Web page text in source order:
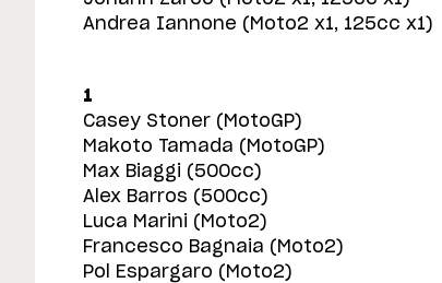
Andrea Iannone (Moto2 x1, 125cc x1)
1
Casey Stoner (MotoGP)
Makoto Tamada (MotoGP)
Max Biaggi (500cc)
Alex Barros (500cc)
Luca Marini (Moto2)
Francesco Bagnaia (Moto2)
Pol Espargaro (Moto2)